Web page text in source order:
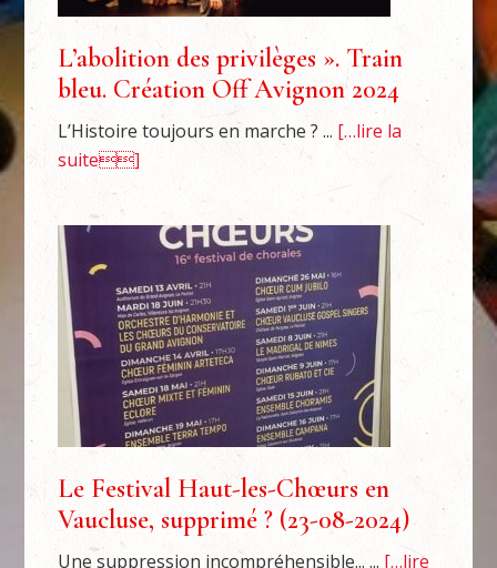
L’abolition des privilèges ». Train
bleu. Création Off Avignon 2024
L’Histoire toujours en marche ? ... […lire la
suite]
Le Festival Haut-les-Chœurs en
Vaucluse, supprimé ? (23-08-2024)
Une suppression incompréhensible... ... […lire